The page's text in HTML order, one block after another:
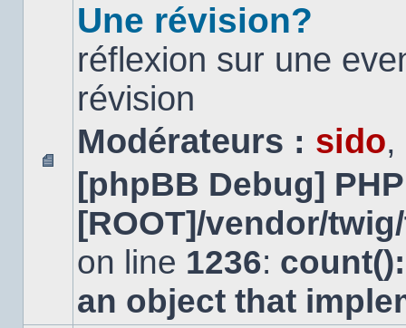
Aucun
message
non
Une révision?
réflexion sur une
révision
Modérateurs : sido,
[phpBB Debug]
[ROOT]/vendor/
on line 1236:
an object that